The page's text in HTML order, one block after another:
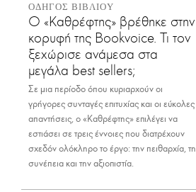
ΟΔΗΓΟΣ ΒΙΒΛΙΟΥ
Ο «Καθρέφτης» βρέθηκε στην
κορυφή της Bookvoice. Τι τον
ξεχώρισε ανάμεσα στα
μεγάλα best sellers;
Σε μια περίοδο όπου κυριαρχούν οι
γρήγορες συνταγές επιτυχίας και οι εύκολες
απαντήσεις, ο «Καθρέφτης» επιλέγει να
εστιάσει σε τρεις έννοιες που διατρέχουν
σχεδόν ολόκληρο το έργο: την πειθαρχία, τη
συνέπεια και την αξιοπιστία.